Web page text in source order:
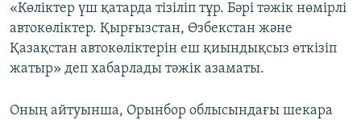
«Көліктер үш қатарда тізіліп тұр. Бәрі тәжік нөмірлі
автокөліктер. Қырғызстан, Өзбекстан және
Қазақстан автокөліктерін еш қиындықсыз өткізіп
жатыр» деп хабарлады тәжік азаматы.
Оның айтуынша, Орынбор облысындағы шекара